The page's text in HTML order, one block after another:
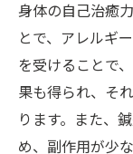
鍼灸で
地元密
地元の鍼
の新しいア
花粉症
身体の自己治癒
とで、アレルギ
を受けることで
果も得られ、そ
ります。また、
め、副作用が少